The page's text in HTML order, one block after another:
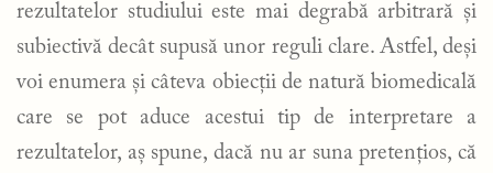
rezultatelor studiului este mai degrabă arbitrară și
subiectivă decât supusă unor reguli clare. Astfel, deși
voi enumera și câteva obiecții de natură biomedicală
care se pot aduce acestui tip de interpretare a
rezultatelor, aș spune, dacă nu ar suna pretențios, că